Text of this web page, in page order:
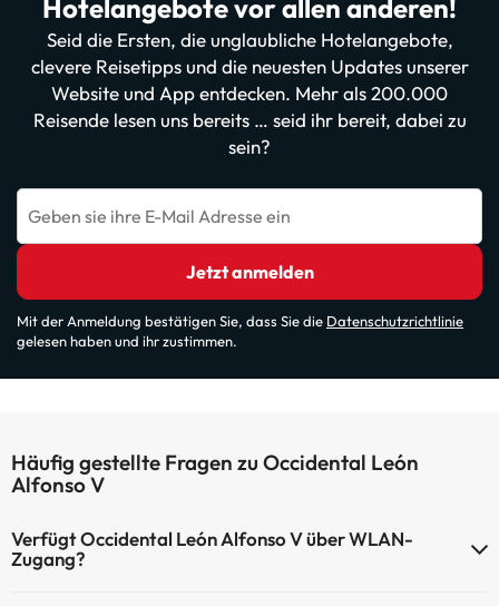
Hotelangebote vor allen anderen!
Seid die Ersten, die unglaubliche Hotelangebote,
clevere Reisetipps und die neuesten Updates unserer
Website und App entdecken. Mehr als 200.000
Reisende lesen uns bereits … seid ihr bereit, dabei zu
sein?
Geben sie ihre E-Mail Adresse ein
Jetzt anmelden
Mit der Anmeldung bestätigen Sie, dass Sie die Datenschutzrichtlinie
gelesen haben und ihr zustimmen.
Häufig gestellte Fragen zu Occidental León
Alfonso V
Verfügt Occidental León Alfonso V über WLAN-
Zugang?